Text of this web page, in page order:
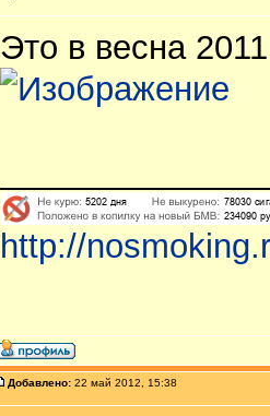
Это в весна
http://
Добавлено: 22 май 2012, 15:38